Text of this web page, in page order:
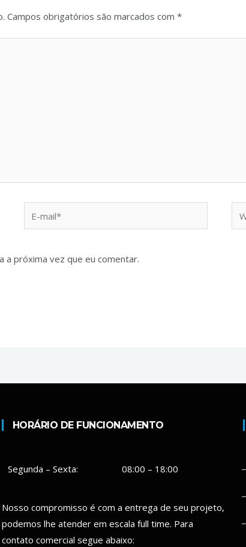
Campos obrigatórios são marcados com*
a próxima vez que eu comentar.
HORÁRIO DE FUNCIONAMENTO
Segunda – Sexta: 08:00 – 18:00
Nosso compromisso é com a entrega de seu projeto,
podemos lhe atender em escala full time. Para
contato comercial segue abaixo: